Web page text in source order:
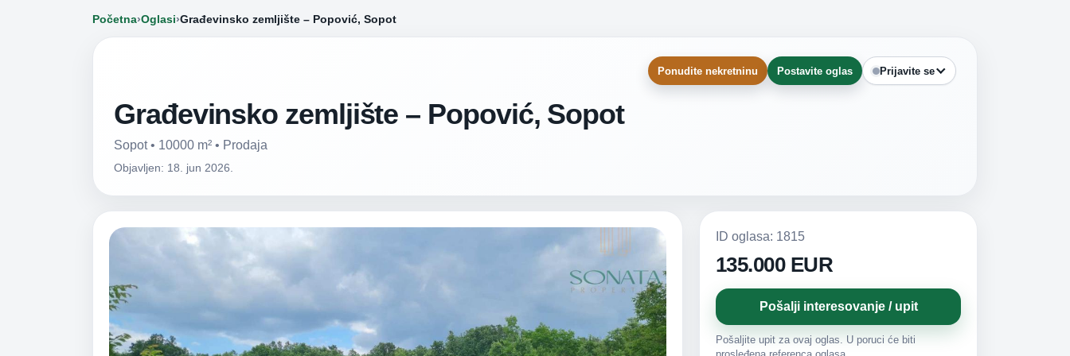
Početna›Oglasi›Građevinsko zemljište – Popović, Sopot
Ponudite nekretninu Postavite oglas Prijavite se
Građevinsko zemljište – Popović, Sopot
Sopot • 10000 m² • Prodaja
Objavljen: 18. jun 2026.
ID oglasa: 1815
135.000 EUR
Pošalji interesovanje / upit
Pošaljite upit za ovaj oglas. U poruci će biti